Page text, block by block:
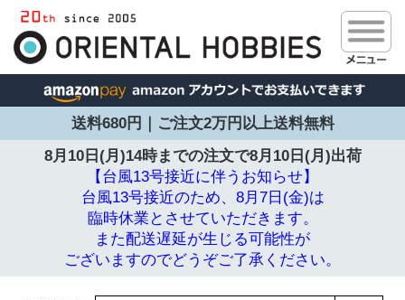
送料680円｜ご注文2万円以上送料無料
8月10日(月)14時までの注文で8月10日(月)出荷
【台風13号接近に伴うお知らせ】
台風13号接近のため、8月7日(金)は
臨時休業とさせていただきます。
また配送遅延が生じる可能性が
ございますのでどうぞご了承ください。